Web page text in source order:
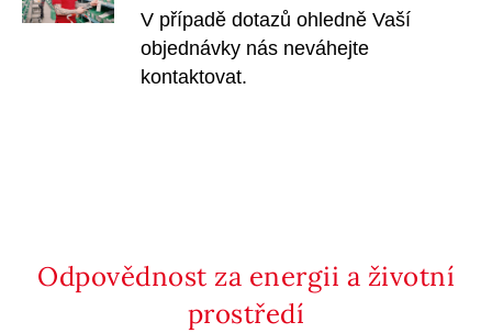
V případě dotazů ohledně Vaší
objednávky nás neváhejte
kontaktovat.
Odpovědnost za energii a životní
prostředí